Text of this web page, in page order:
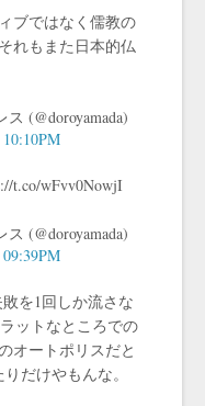
ブではなく儒教の
れもまた日本的仏
(@doroyamada)
t.co/wFvv0NowjI
(@doroyamada)
を1回しか流さな
ットなところでの
オートポリスだと
だけやもんな。